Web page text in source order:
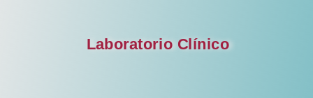
Laboratorio Clínico